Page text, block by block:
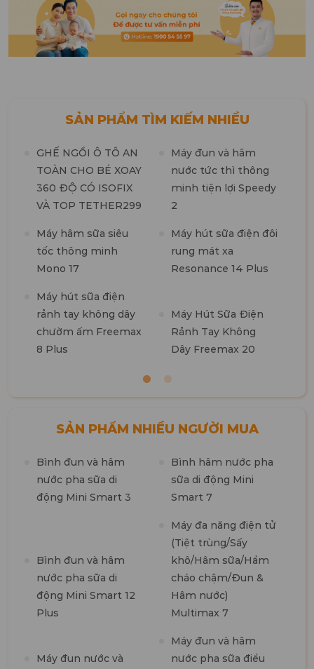
SẢN PHẨM TÌM KIẾM NHIỀU
GHẾ NGỒI Ô TÔ AN
TOÀN CHO BÉ XOAY
360 ĐỘ CÓ ISOFIX
VÀ TOP TETHER299
Máy đun và hâm
nước tức thì thông
minh tiện lợi Speedy
2
Máy hâm sữa siêu
tốc thông minh
Mono 17
Máy hút sữa điện đôi
rung mát xa
Resonance 14 Plus
Máy hút sữa điện
rảnh tay không dây
chườm ấm Freemax
8 Plus
Máy Hút Sữa Điện
Rảnh Tay Không
Dây Freemax 20
SẢN PHẨM NHIỀU NGƯỜI MUA
Bình đun và hâm
nước pha sữa di
động Mini Smart 3
Bình hâm nước pha
sữa di động Mini
Smart 7
Bình đun và hâm
nước pha sữa di
động Mini Smart 12
Plus
Máy đa năng điện tử
(Tiệt trùng/Sấy
khô/Hâm sữa/Hầm
cháo chậm/Đun &
Hâm nước)
Multimax 7
Máy đun nước và
Máy đun và hâm
nước pha sữa điều